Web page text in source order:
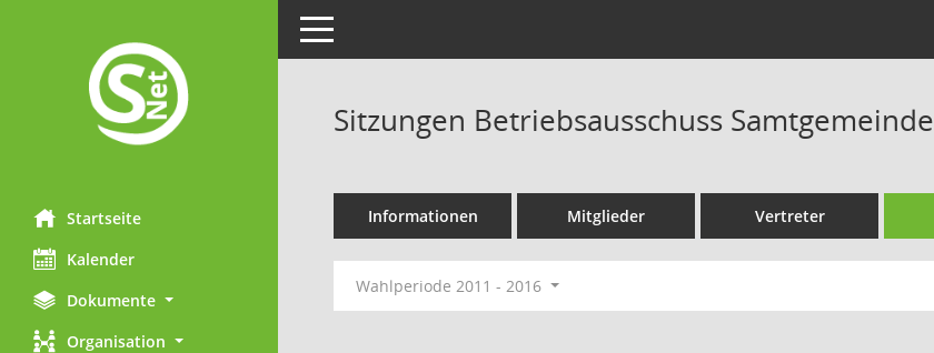
Startseite
Kalender
Dokumente
Organisation
Toggle navigation
Sitzungen Betriebsausschuss Samtgemeinde
Informationen Mitglieder Vertreter
Wahlperiode 2011 - 2016